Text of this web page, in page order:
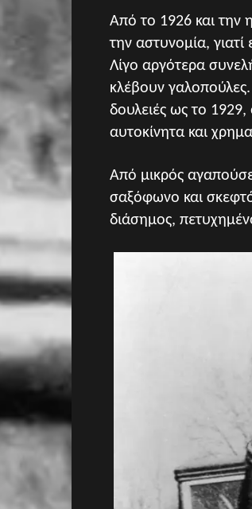
Από το 1926 και την
την αστυνομία, γιατί
Λίγο αργότερα
κλέβουν
δουλειές ως το 1929,
αυτοκίνητα και
Από μικρός αγαπούσε
σαξόφωνο και
διάσημος,